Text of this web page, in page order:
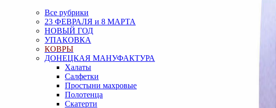
Все рубрики
23 ФЕВРАЛЯ и 8 МАРТА
НОВЫЙ ГОД
УПАКОВКА
КОВРЫ
ДОНЕЦКАЯ МАНУФАКТУРА
Халаты
Салфетки
Простыни махровые
Полотенца
Скатерти